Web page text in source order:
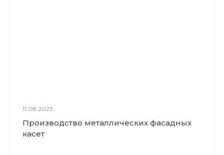
11.08.2023
Производство металлических фасадных
касет